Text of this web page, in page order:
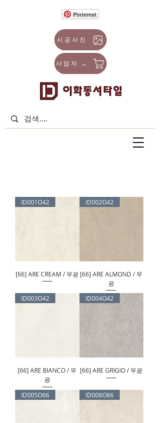
사업자 몰
시공사진
Pinterest
ID001O42
[66] ARE CREAM / 무광
ID002O42
[66] ARE ALMOND / 무
광
ID003O42
[66] ARE BIANCO / 무
광
ID004O42
[66] ARE GRIGIO / 무광
ID005O66 ID006O66